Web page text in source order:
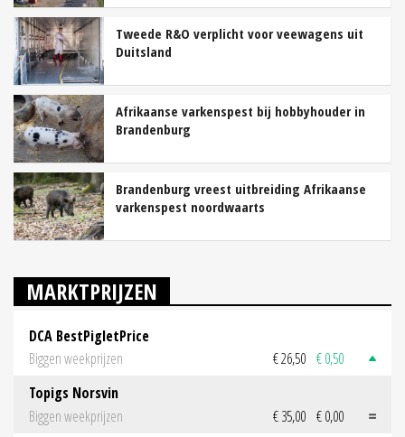
Tweede R&O verplicht voor veewagens uit
Duitsland
Afrikaanse varkenspest bij hobbyhouder in
Brandenburg
Brandenburg vreest uitbreiding Afrikaanse
varkenspest noordwaarts
MARKTPRIJZEN
DCA BestPigletPrice
Biggen weekprijzen
€ 26,50 € 0,50
Topigs Norsvin
Biggen weekprijzen
€ 35,00 € 0,00